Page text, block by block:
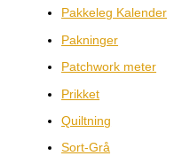
Pakkeleg Kalender
Pakninger
Patchwork meter
Prikket
Quiltning
Sort-Grå